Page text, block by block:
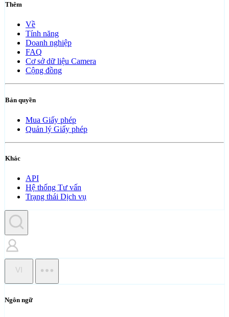
Thêm
Về
Tính năng
Doanh nghiệp
FAQ
Cơ sở dữ liệu Camera
Cộng đồng
Bản quyền
Mua Giấy phép
Quản lý Giấy phép
Khác
API
Hệ thống Tư vấn
Trạng thái Dịch vụ
VI
Ngôn ngữ